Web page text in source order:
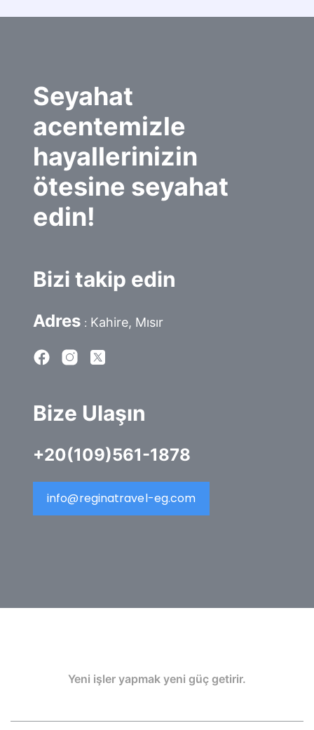
Seyahat
acentemizle
hayallerinizin
ötesine seyahat
edin!
Bizi takip edin
Adres : Kahire, Mısır
Bize Ulaşın
+20(109)561-1878
info@reginatravel-eg.com
Yeni işler yapmak yeni güç getirir.